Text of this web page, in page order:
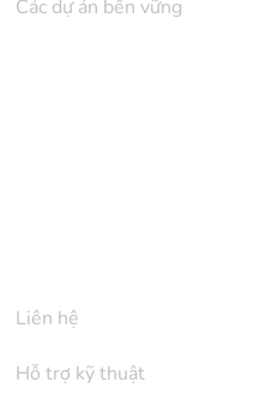
Các dự án bền vững
Liên hệ
Hỗ trợ kỹ thuật